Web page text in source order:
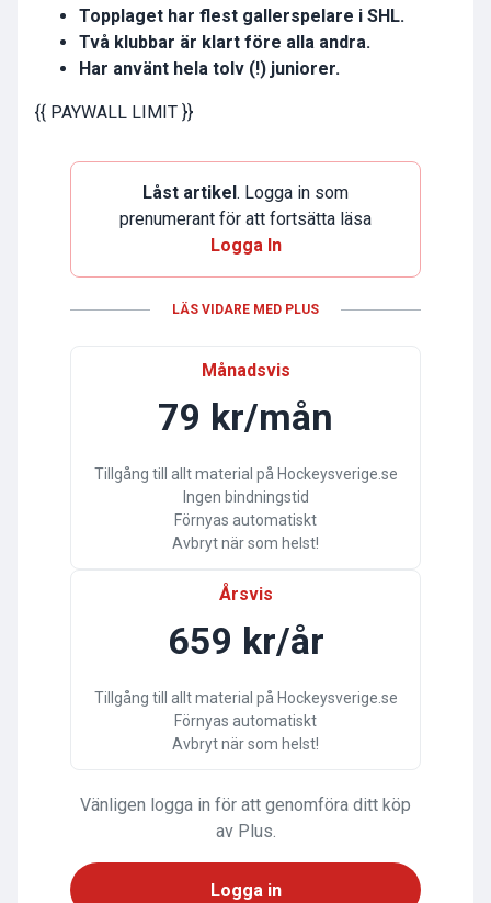
Topplaget har flest gallerspelare i SHL.
Två klubbar är klart före alla andra.
Har använt hela tolv (!) juniorer.
{{ PAYWALL LIMIT }}
Låst artikel . Logga in som
prenumerant för att fortsätta läsa
Logga In
LÄS VIDARE MED PLUS
Månadsvis
79 kr/mån
Tillgång till allt material på Hockeysverige.se
Ingen bindningstid
Förnyas automatiskt
Avbryt när som helst!
Årsvis
659 kr/år
Tillgång till allt material på Hockeysverige.se
Förnyas automatiskt
Avbryt när som helst!
Vänligen logga in för att genomföra ditt köp
av Plus.
Logga in